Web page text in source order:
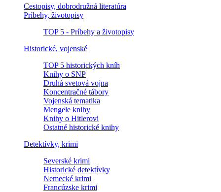
Cestopisy, dobrodružná literatúra
Príbehy, životopisy
TOP 5 - Príbehy a životopisy
Historické, vojenské
TOP 5 historických kníh
Knihy o SNP
Druhá svetová vojna
Koncentračné tábory
Vojenská tematika
Mengele knihy
Knihy o Hitlerovi
Ostatné historické knihy
Detektívky, krimi
Severské krimi
Historické detektívky
Nemecké krimi
Francúzske krimi